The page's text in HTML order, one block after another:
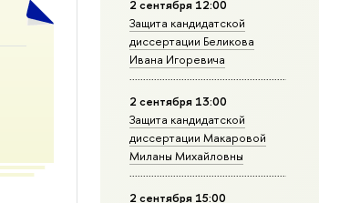
2 сентября 12:00
Защита кандидатской
диссертации Беликова
Ивана Игоревича
2 сентября 13:00
Защита кандидатской
диссертации Макаровой
Миланы Михайловны
2 сентября 15:00